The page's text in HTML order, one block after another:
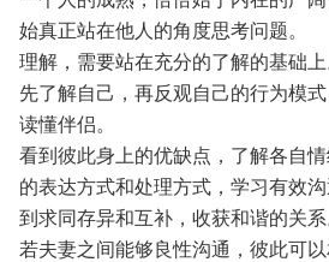
始真正站在他人的角度思考问题。
理解，需要站在充分的了解的基础上
先了解自己，再反观自己的行为模
读懂伴侣。
看到彼此身上的优缺点，了解各自
的表达方式和处理方式，学习有效
到求同存异和互补，收获和谐的关系
若夫妻之间能够良性沟通，彼此可